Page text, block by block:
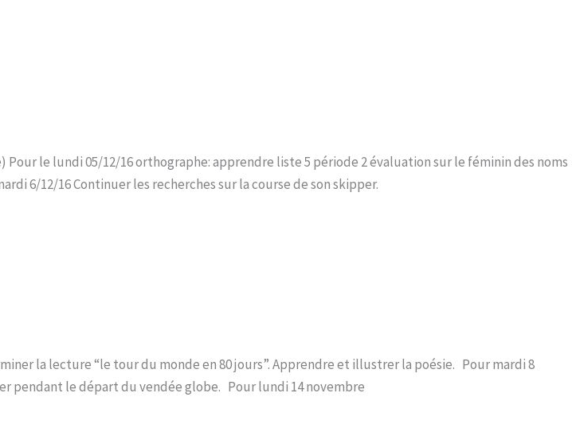
le lundi 05/12/16 orthographe: apprendre liste 5 période 2 évaluation sur le féminin des noms
6/12/16 Continuer les recherches sur la course de son skipper.
la lecture “le tour du monde en 80 jours”. Apprendre et illustrer la poésie. Pour mardi 8
pendant le départ du vendée globe. Pour lundi 14 novembre